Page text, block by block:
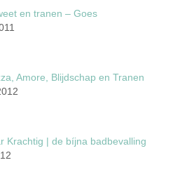
en tranen – Goes
Amore, Blijdschap en Tranen
Krachtig | de bíjna badbevalling